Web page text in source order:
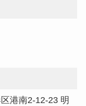
港南2-12-23 明